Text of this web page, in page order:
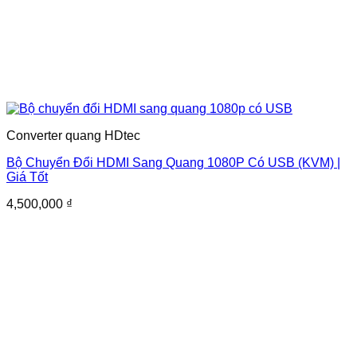
Converter quang HDtec
Bộ Chuyển Đổi HDMI Sang Quang 1080P Có USB (KVM) |
Giá Tốt
4,500,000 ₫